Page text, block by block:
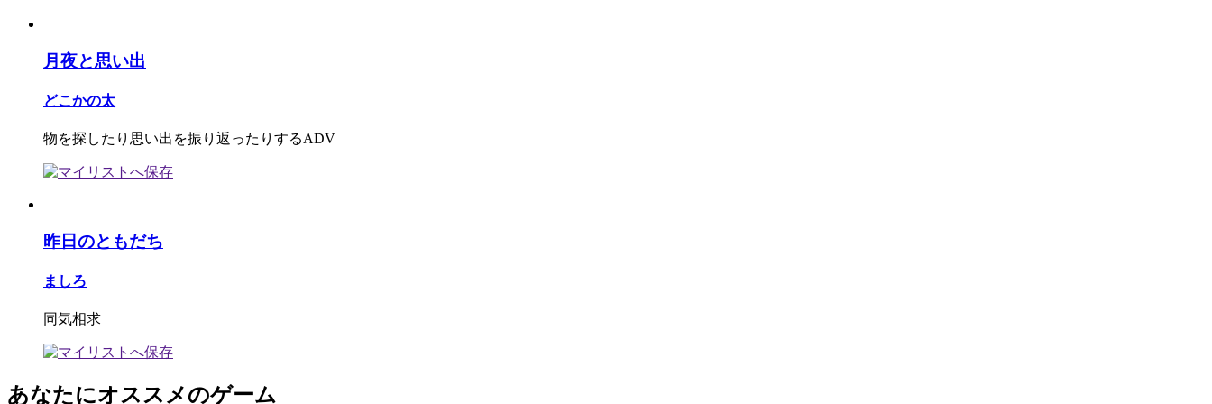
月夜と思い出
どこかの太
物を探したり思い出を振り返ったりするADV
昨日のともだち
ましろ
同気相求
あなたにオススメのゲーム